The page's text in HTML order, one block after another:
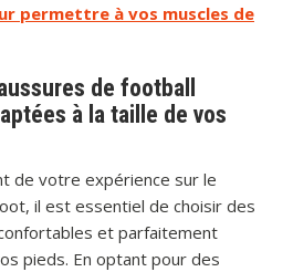
permettre à vos muscles de
de football
à la taille de vos
de votre expérience sur le
il est essentiel de choisir des
et parfaitement
pieds. En optant pour des